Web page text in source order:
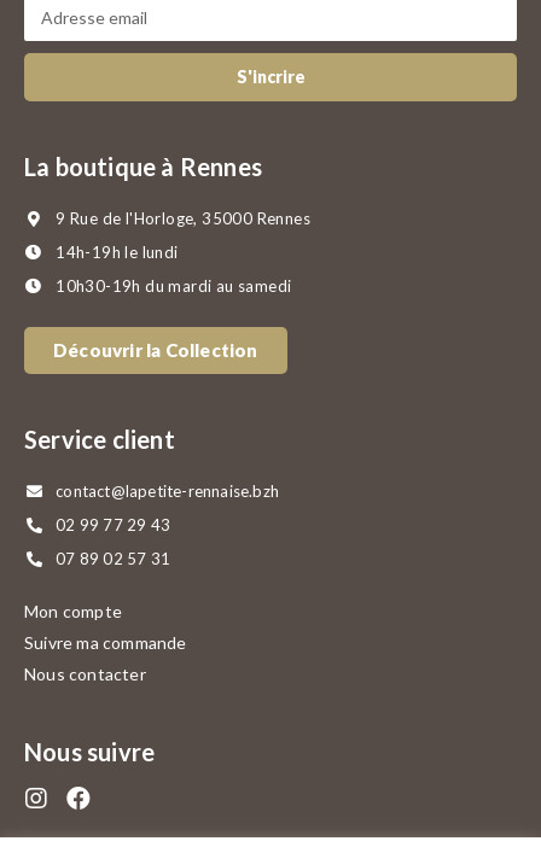
S'incrire
La boutique à Rennes
9 Rue de l'Horloge, 35000 Rennes
14h-19h le lundi
10h30-19h du mardi au samedi
Découvrir la Collection
Service client
contact@lapetite-rennaise.bzh
02 99 77 29 43
07 89 02 57 31
Mon compte
Suivre ma commande
Nous contacter
Nous suivre